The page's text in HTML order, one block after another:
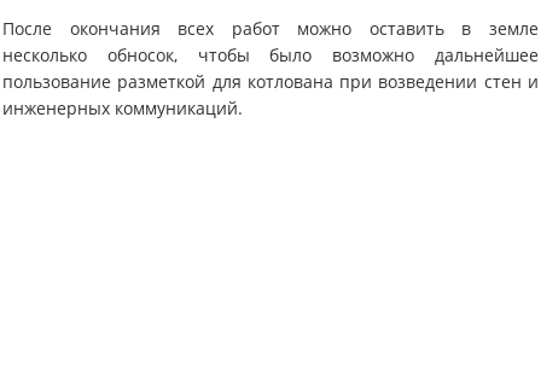
После окончания всех работ можно оставить в земле
несколько обносок, чтобы было возможно дальнейшее
пользование разметкой для котлована при возведении стен и
инженерных коммуникаций.